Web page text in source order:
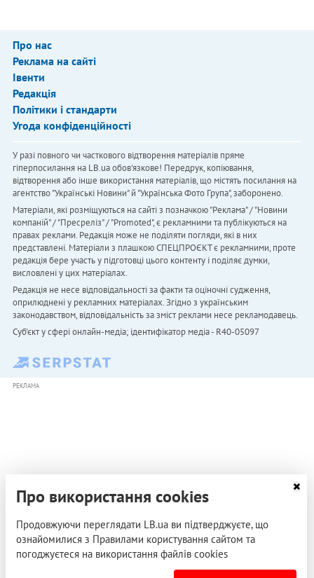
Про нас
Реклама на сайті
Івенти
Редакція
Політики і стандарти
Угода конфіденційності
У разі повного чи часткового відтворення матеріалів пряме
гіперпосилання на LB.ua обов'язкове! Передрук, копіювання,
відтворення або інше використання матеріалів, що містять посилання на
агентство "Українськi Новини" й "Українська Фото Група", заборонено.
Матеріали, які розміщуються на сайті з позначкою "Реклама" / "Новини
компаній" / "Пресреліз" / "Promoted", є рекламними та публікуються на
правах реклами. Редакція може не поділяти погляди, які в них
представлені. Матеріали з плашкою СПЕЦПРОЄКТ є рекламними, проте
редакція бере участь у підготовці цього контенту і поділяє думки,
висловлені у цих матеріалах.
Редакція не несе відповідальності за факти та оціночні судження,
оприлюднені у рекламних матеріалах. Згідно з українським
законодавством, відповідальність за зміст реклами несе рекламодавець.
Cуб'єкт у сфері онлайн-медіа; ідентифікатор медіа - R40-05097
РЕКЛАМА
Про використання cookies
Продовжуючи переглядати LB.ua ви підтверджуєте, що
ознайомилися з Правилами користування сайтом та
погоджуєтеся на використання файлів cookies